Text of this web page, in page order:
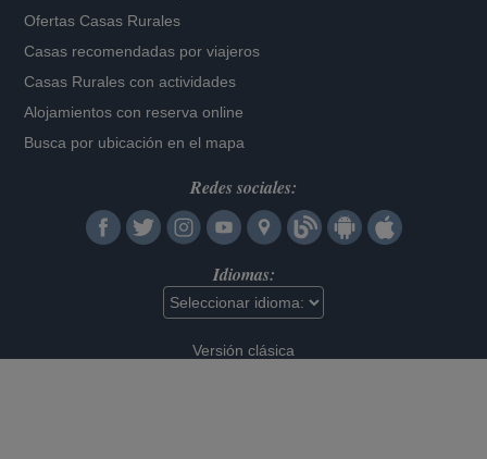
Ofertas Casas Rurales
Casas recomendadas por viajeros
Casas Rurales con actividades
Alojamientos con reserva online
Busca por ubicación en el mapa
Redes sociales:
Idiomas:
Versión clásica